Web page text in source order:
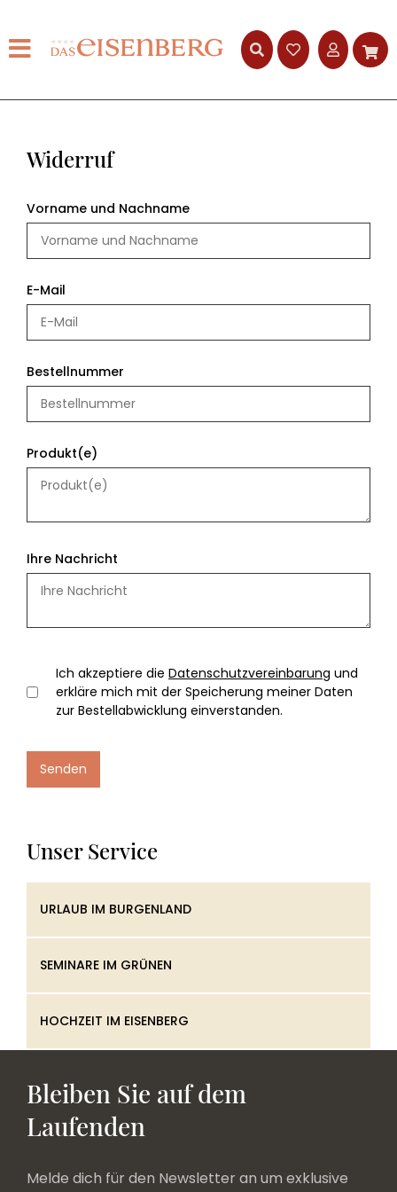
Unser Service
URLAUB IM BURGENLAND
SEMINARE IM GRÜNEN
HOCHZEIT IM EISENBERG
Widerruf
Vorname und Nachname
E-Mail
Bestellnummer
Produkt(e)
Ihre Nachricht
Ich akzeptiere die Datenschutzvereinbarung und
erkläre mich mit der Speicherung meiner Daten
zur Bestellabwicklung einverstanden.
Senden
Bleiben Sie auf dem
Laufenden
Melde dich für den Newsletter an um exklusive